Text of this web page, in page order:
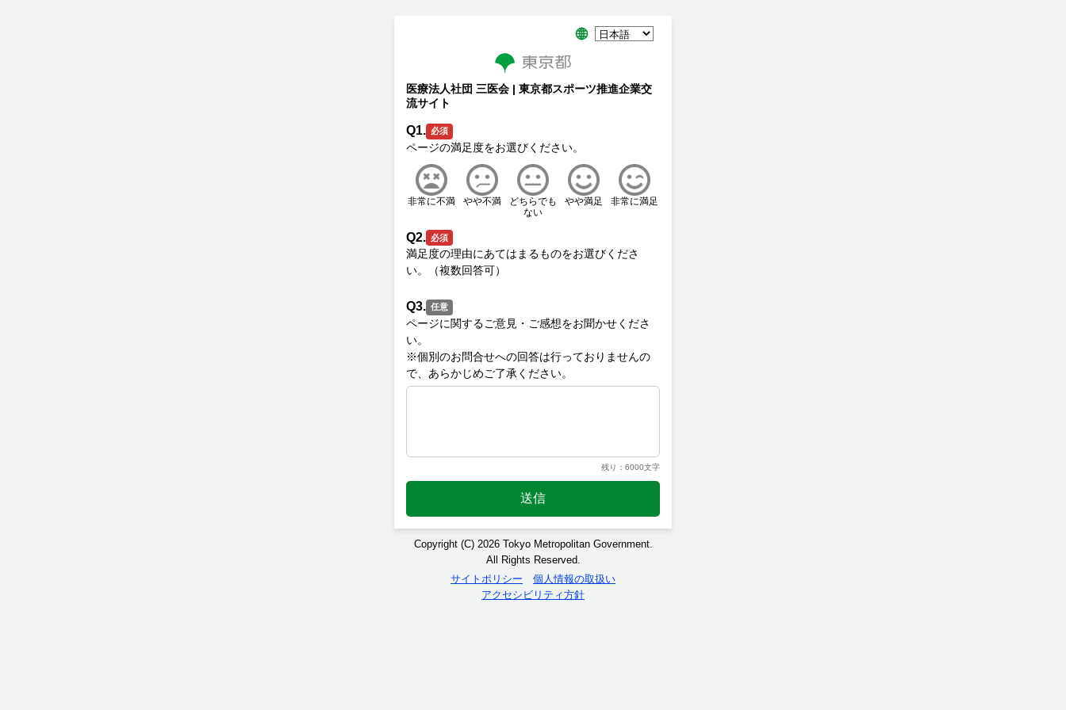
医療法人社団 三医会 | 東京都スポーツ推進企業交
流サイト
Q1. 必須
非常に不満 やや不満
どちらでも
ない
やや満足 非常に満足
Q2. 必須
満足度の理由にあてはまるものをお選びくださ
Q3. 任意
ページに関するご意見・ご感想をお聞かせくださ
い。
※個別のお問合せへの回答は行っておりませんの
残り：6000文字
送信
Copyright (C) 2026 Tokyo Metropolitan Government.
All Rights Reserved.
サイトポリシー
個人情報の取扱い
アクセシビリティ方針